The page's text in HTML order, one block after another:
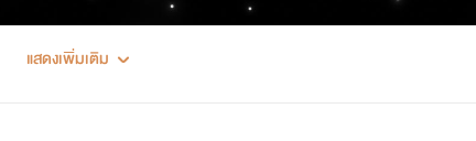
แสดงเพิ่มเติม